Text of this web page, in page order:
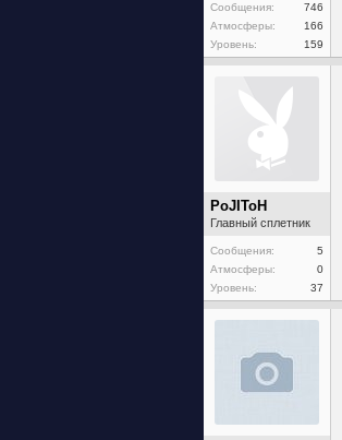
Сообщения:
746
Атмосферы:
166
Уровень:
159
PoJIToH
Главный сплетник
Сообщения:
5
Атмосферы:
0
Уровень:
37